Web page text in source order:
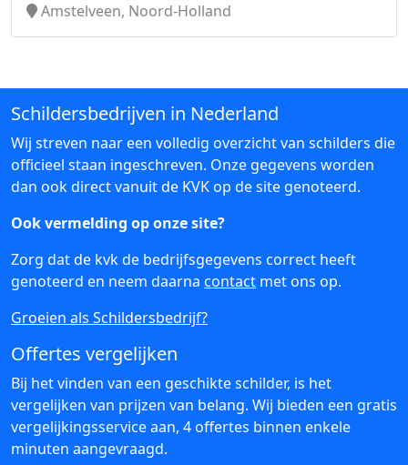
Amstelveen, Noord-Holland
Schildersbedrijven in Nederland
Wij streven naar een volledig overzicht van schilders die
officieel staan ingeschreven. Onze gegevens worden
dan ook direct vanuit de KVK op de site genoteerd.
Ook vermelding op onze site?
Zorg dat de kvk de bedrijfsgegevens correct heeft
genoteerd en neem daarna contact met ons op.
Groeien als Schildersbedrijf?
Offertes vergelijken
Bij het vinden van een geschikte schilder, is het
vergelijken van prijzen van belang. Wij bieden een gratis
vergelijkingsservice aan, 4 offertes binnen enkele
minuten aangevraagd.